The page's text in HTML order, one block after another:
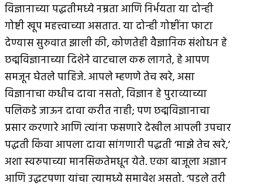
विज्ञानाच्या पद्धतीमध्ये नम्रता आणि निर्भयता या दोन्ही
गोष्टी खूप महत्त्वाच्या असतात. या दोन्ही गोष्टींना फाटा
देण्यास सुरुवात झाली की, कोणतेही वैज्ञानिक संशोधन हे
छद्मविज्ञानाच्या दिशेने वाटचाल करू लागते, हे आपण
समजून घेतले पाहिजे. आपले म्हणणे तेच खरे, असा
विज्ञानाचा कधीच दावा नसतो, विज्ञान हे पुराव्याच्या
पलिकडे जाऊन दावा करीत नाही; पण छद्मविज्ञानाचा
प्रसार करणारे आणि त्यांना फसणारे देखील आपली उपचार
पद्धती किंवा आपला दावा सांगणारी पद्धती ‘माझे तेच खरे,’
अशा स्वरुपाच्या मानसिकतेमधून येते. एका बाजूला अज्ञान
आणि उद्धटपणा यांचा त्यामध्ये समावेश असतो. ‘पडले तरी